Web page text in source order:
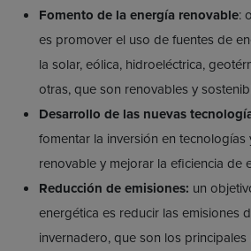
Fomento de la energía renovable:
es promover el uso de fuentes de
la solar, eólica, hidroeléctrica,
otras, que son renovables y
Desarrollo de las nuevas
fomentar la inversión en tecnologías
renovable y mejorar la eficiencia de
Reducción de emisiones: un
energética es reducir las emisiones
invernadero, que son los